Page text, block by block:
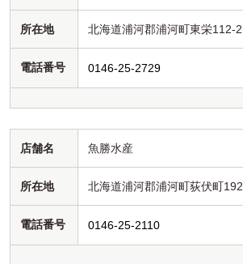
所在地 北海道浦河郡浦河町東栄112-2
電話番号 0146-25-2729
店舗名 魚勝水産
所在地 北海道浦河郡浦河町荻伏町192
電話番号 0146-25-2110